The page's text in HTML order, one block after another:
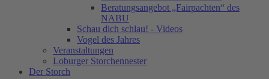
Beratungsangebot „Fairpachten“ des
NABU
Schau dich schlau! - Videos
Vogel des Jahres
Veranstaltungen
Loburger Storchennester
Der Storch